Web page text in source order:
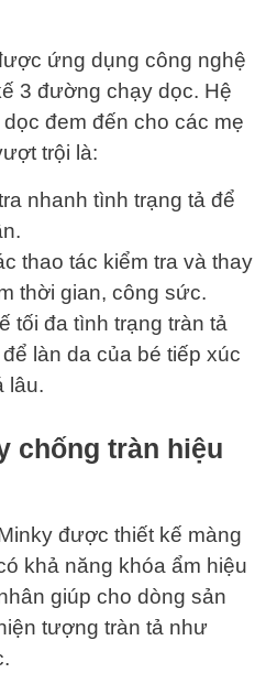
ứng dụng công nghệ
3 đường chạy dọc. Hệ
đem đến cho các mẹ
trội là:
nhanh tình trạng tả để
thao tác kiểm tra và thay
thời gian, công sức.
tối đa tình trạng tràn tả
làn da của bé tiếp xúc
lâu.
chống tràn hiệu
được thiết kế màng
khả năng khóa ẩm hiệu
giúp cho dòng sản
tượng tràn tả như